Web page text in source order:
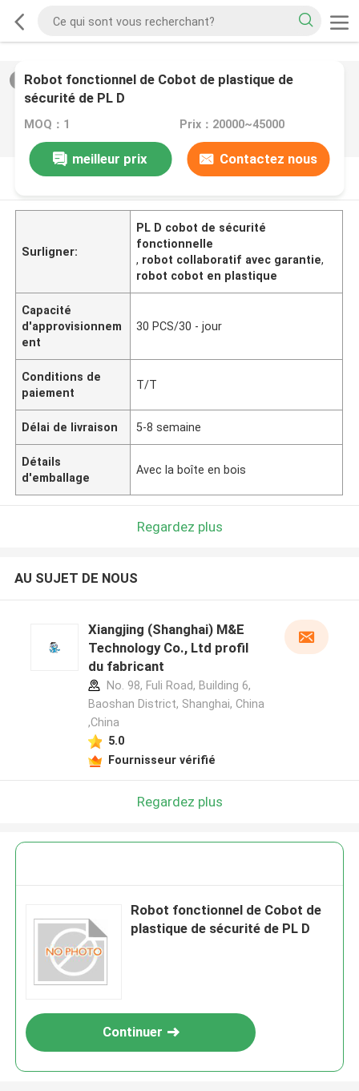
/0
Robot fonctionnel de Cobot de plastique de
sécurité de PL D
MOQ：1 Prix：20000~45000
meilleur prix
Contactez nous
DESCRIPTION DE PRODUIT
Surligner:
PL D cobot de sécurité
fonctionnelle
, robot collaboratif avec garantie,
robot cobot en plastique
Capacité
d'approvisionnem
ent
30 PCS/30 - jour
Conditions de
paiement
T/T
Délai de livraison 5-8 semaine
Détails
d'emballage
Avec la boîte en bois
Regardez plus
AU SUJET DE NOUS
Xiangjing (Shanghai) M&E
Technology Co., Ltd profil
du fabricant
No. 98, Fuli Road, Building 6,
Baoshan District, Shanghai, China
,China
5.0
Fournisseur vérifié
Regardez plus
Robot fonctionnel de Cobot de
plastique de sécurité de PL D
Continuer